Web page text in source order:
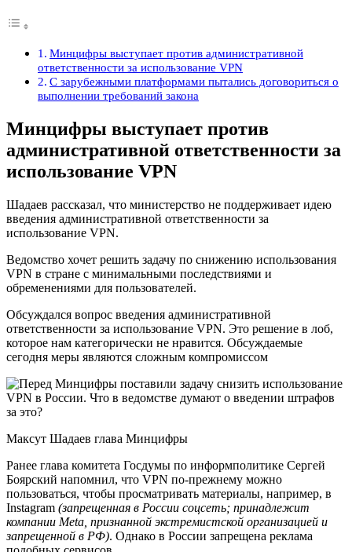
Минцифры выступает против административной
ответственности за использование VPN
С зарубежными платформами пытались договориться о
выполнении требований закона
Минцифры выступает против
административной ответственности за
использование VPN
Шадаев рассказал, что министерство не поддерживает идею
введения административной ответственности за
использование VPN.
Ведомство хочет решить задачу по снижению использования
VPN в стране с минимальными последствиями и
обременениями для пользователей.
Обсуждался вопрос введения административной
ответственности за использование VPN. Это решение в лоб,
которое нам категорически не нравится. Обсуждаемые
сегодня меры являются сложным компромиссом
Максут Шадаев глава Минцифры
Ранее глава комитета Госдумы по информполитике Сергей
Боярский напомнил, что VPN по-прежнему можно
пользоваться, чтобы просматривать материалы, например, в
Instagram (запрещенная в России соцсеть; принадлежит
компании Meta, признанной экстремистской организацией и
запрещенной в РФ). Однако в России запрещена реклама